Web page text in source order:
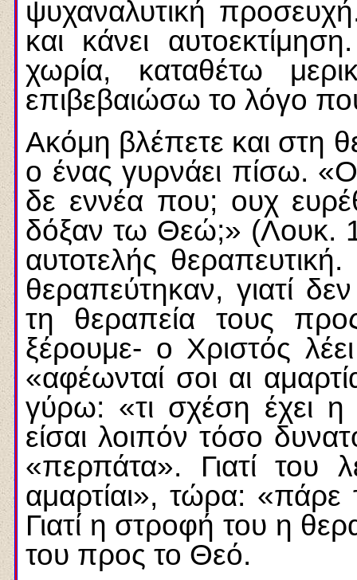
ψυχαναλυτική
και κάνει
χωρία, καταθέτω
επιβεβαιώσω το λόγο
Ακόμη βλέπετε και στη
ο ένας γυρνάει πίσω.
δε εννέα που; ουχ
δόξαν τω Θεώ;» (Λουκ.
αυτοτελής
θεραπεύτηκαν, γιατί
τη θεραπεία τους
ξέρουμε- ο Χριστός
«αφέωνταί σοι αι
γύρω: «τι σχέση έχει
είσαι λοιπόν τόσο
«περπάτα». Γιατί του
αμαρτίαι», τώρα: «πάρε
Γιατί η στροφή του η
του προς το Θεό.